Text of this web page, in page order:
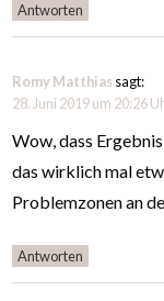
Antworten
Romy Matthiassagt:
28. Juni 2019 um 20:26
Wow, dass
das wirklich mal
Problemzonen an
Antworten